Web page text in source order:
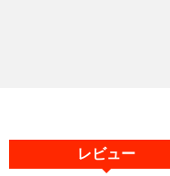
レビュー